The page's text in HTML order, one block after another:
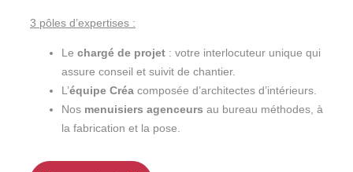
3 pôles d’expertises :
Le chargé de projet : votre interlocuteur unique qui
assure conseil et suivit de chantier.
L’équipe Créa composée d’architectes d’intérieurs.
Nos menuisiers agenceurs au bureau méthodes, à
la fabrication et la pose.